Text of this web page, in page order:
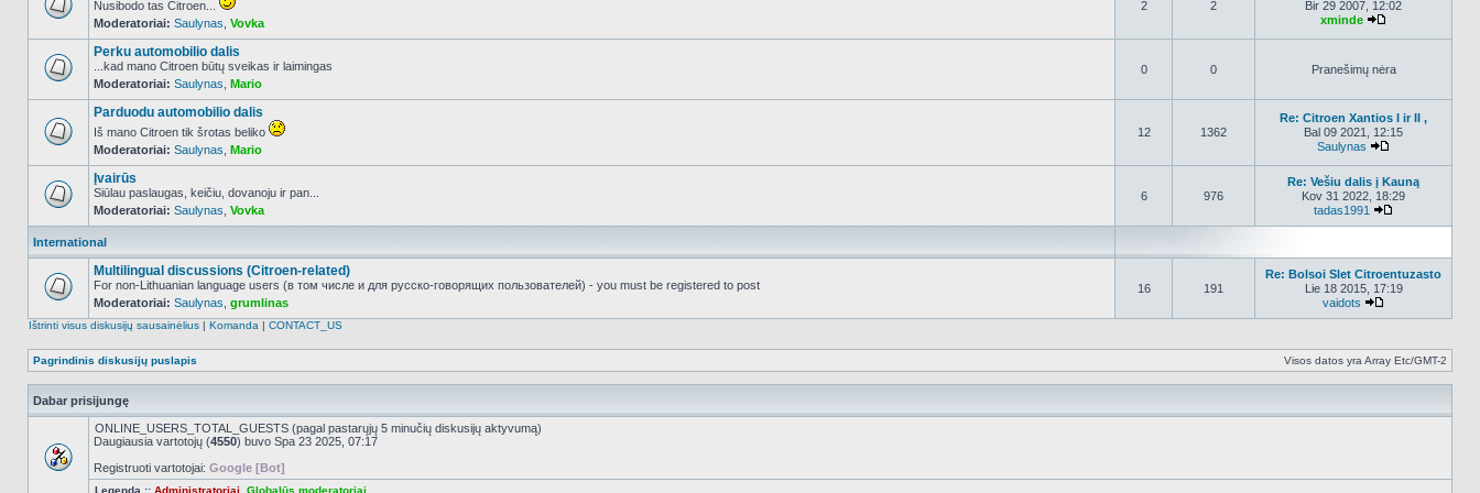
NO_UNREAD_POSTS
Nusibodo tas Citroen...
Moderatoriai: Saulynas Vovka
2 2
Bir 29 2007, 12:02
xminde
NO_UNREAD_POSTS
Perku automobilio dalis
...kad mano Citroen būtų sveikas ir laimingas
Moderatoriai: Saulynas Mario
0 0 Pranešimų nėra
NO_UNREAD_POSTS
Parduodu automobilio dalis
Iš mano Citroen tik šrotas beliko
Moderatoriai: Saulynas Mario
12 1362
Re: Citroen Xantios I ir II ,
Bal 09 2021, 12:15
Saulynas
NO_UNREAD_POSTS
Įvairūs
Siūlau paslaugas, keičiu, dovanoju ir pan...
Moderatoriai: Saulynas Vovka
6 976
Re: Vešiu dalis į Kauną
Kov 31 2022, 18:29
tadas1991
International
NO_UNREAD_POSTS
Multilingual discussions (Citroen-related)
For non-Lithuanian language users (в том числе и для русско-говорящих пользователей) - you must be registered to post
Moderatoriai: Saulynas grumlinas
16 191
Re: Bolsoi Slet Citroentuzasto
Lie 18 2015, 17:19
vaidots
Ištrinti visus diskusijų sausainėlius | Komanda | CONTACT_US
Pagrindinis diskusijų puslapis Visos datos yra Array Etc/GMT-2
Dabar prisijungę
ONLINE_USERS_TOTAL_GUESTS (pagal pastarųjų 5 minučių diskusijų aktyvumą)
Daugiausia vartotojų (4550) buvo Spa 23 2025, 07:17
Registruoti vartotojai: Google [Bot]
Legenda :: Administratoriai Globalūs moderatoriai